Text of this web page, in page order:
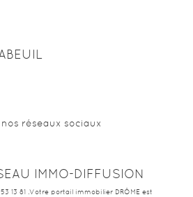
réseaux sociaux
IMMO-DIFFUSION
13 81 .Votre portail immobilier DRÔME est